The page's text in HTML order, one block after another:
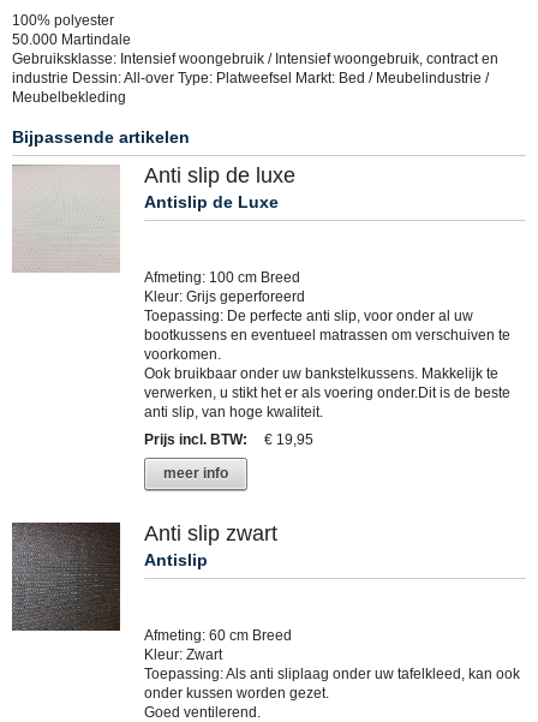
100% polyester
50.000 Martindale
Gebruiksklasse: Intensief woongebruik / Intensief woongebruik, contract en
industrie Dessin: All-over Type: Platweefsel Markt: Bed / Meubelindustrie /
Meubelbekleding
Bijpassende artikelen
Anti slip de luxe
Antislip de Luxe
Afmeting: 100 cm Breed
Kleur: Grijs geperforeerd
Toepassing: De perfecte anti slip, voor onder al uw
bootkussens en eventueel matrassen om verschuiven te
voorkomen.
Ook bruikbaar onder uw bankstelkussens. Makkelijk te
verwerken, u stikt het er als voering onder.Dit is de beste
anti slip, van hoge kwaliteit.
Prijs incl. BTW:
€ 19,95
meer info
Anti slip zwart
Antislip
Afmeting: 60 cm Breed
Kleur: Zwart
Toepassing: Als anti sliplaag onder uw tafelkleed, kan ook
onder kussen worden gezet.
Goed ventilerend.